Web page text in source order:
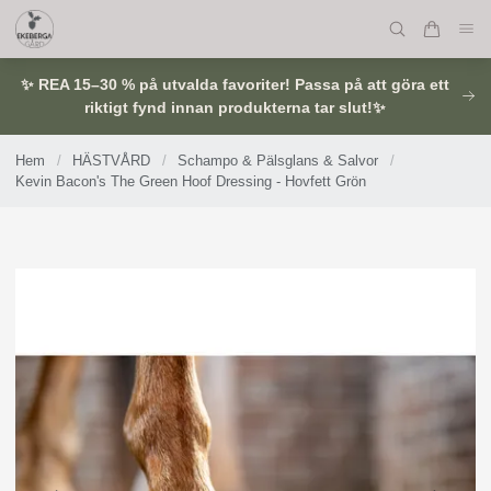
✨ REA 15–30 % på utvalda favoriter! Passa på att göra ett
riktigt fynd innan produkterna tar slut!✨
Hem / HÄSTVÅRD / Schampo & Pälsglans & Salvor
/
Kevin Bacon's The Green Hoof Dressing - Hovfett Grön